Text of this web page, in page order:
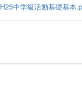
H25中学級活動基礎基本